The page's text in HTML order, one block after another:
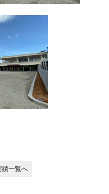
績一覧へ